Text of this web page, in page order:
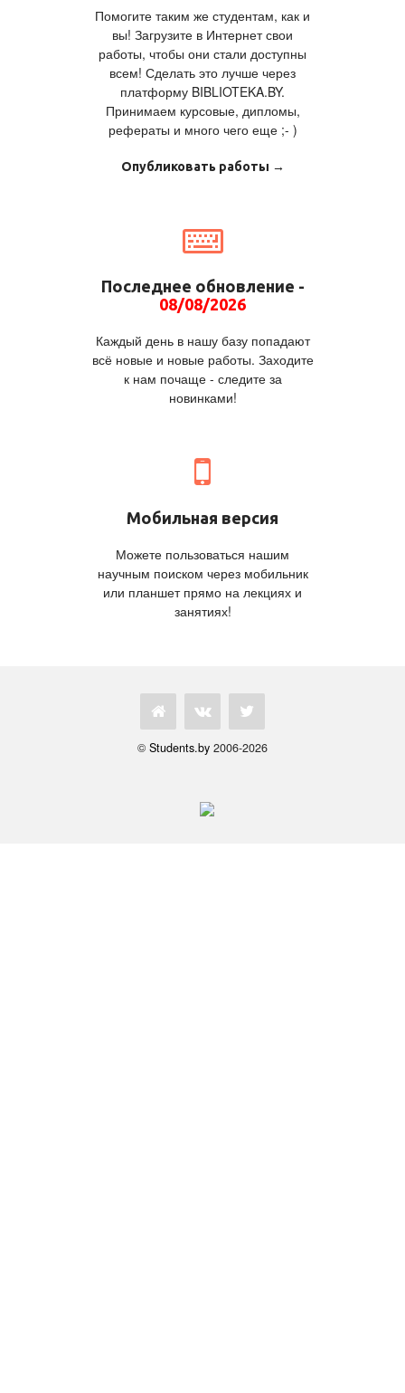
Помогите таким же студентам, как и
вы! Загрузите в Интернет свои
работы, чтобы они стали доступны
всем! Сделать это лучше через
платформу BIBLIOTEKA.BY.
Принимаем курсовые, дипломы,
рефераты и много чего еще ;- )
Опубликовать работы →
Последнее обновление -
08/08/2026
Каждый день в нашу базу попадают
всё новые и новые работы. Заходите
к нам почаще - следите за
новинками!
Мобильная версия
Можете пользоваться нашим
научным поиском через мобильник
или планшет прямо на лекциях и
занятиях!
© Students.by 2006-2026